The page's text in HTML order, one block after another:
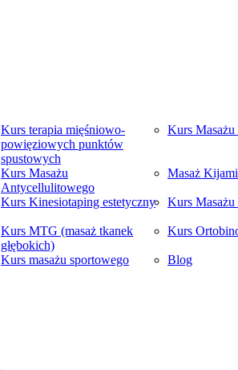
Kurs terapia mięśniowo-
powięziowych punktów
spustowych
Kurs Masażu
Kurs Masażu
Antycellulitowego
Masaż
Kurs Kinesiotaping estetyczny Kurs
Kurs MTG (masaż tkanek
głębokich)
Kurs
Kurs masażu sportowego Blog